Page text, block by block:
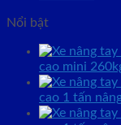
Nổi bật
cao mini
cao 1 tấn